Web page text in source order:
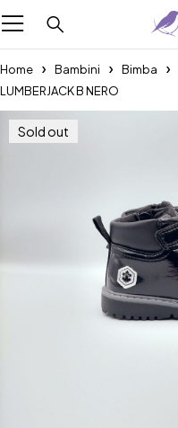
Home Bambini Bimba
LUMBERJACK B NERO
Sold out